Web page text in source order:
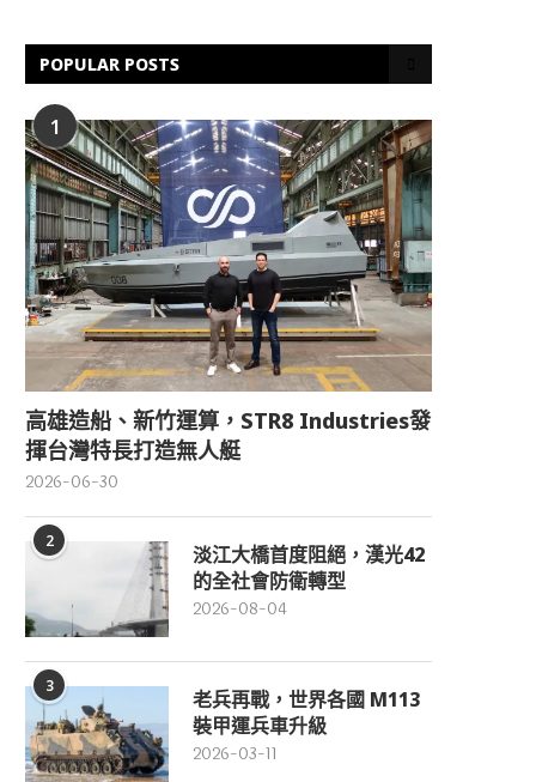
POPULAR POSTS
1
高雄造船、新竹運算，STR8 Industries發
揮台灣特長打造無人艇
2026-06-30
2
淡江大橋首度阻絕，漢光42
的全社會防衛轉型
2026-08-04
3
老兵再戰，世界各國 M113
裝甲運兵車升級
2026-03-11